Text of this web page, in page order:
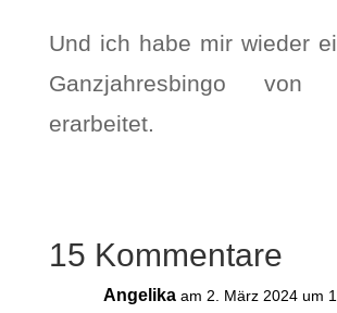
Und ich habe mir wieder
Ganzjahresbingo
erarbeitet.
15 Kommentare
Angelika am 2. März 2024 um